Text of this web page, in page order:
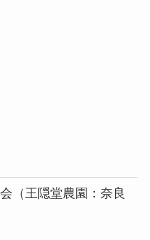
（王隠堂農園：奈良